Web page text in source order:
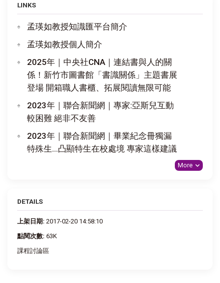
LINKS
孟瑛如教授知識匯平台簡介
孟瑛如教授個人簡介
2025年｜中央社CNA｜連結書與人的關
係！新竹市圖書館「書識關係」主題書展
登場 開箱職人書櫃、拓展閱讀無限可能
2023年｜聯合新聞網｜專家:亞斯兒互動
較困難 絕非不友善
2023年｜聯合新聞網｜畢業紀念冊獨漏
特殊生…凸顯特生在校處境 專家這樣建議
More
DETAILS
上架日期: 2017-02-20 14:58:10
點閱次數: 63K
課程討論區